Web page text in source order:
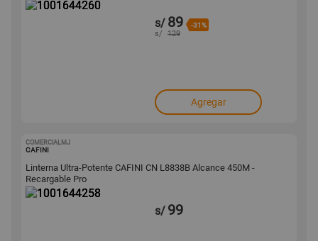
s/ 89 -31%
s/ 129
Agregar
COMERCIALMJ
CAFINI
Linterna Ultra-Potente CAFINI CN L8838B Alcance 450M -
Recargable Pro
s/ 99